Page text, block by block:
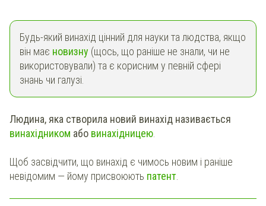
Будь-який винахід цінний для науки та людства, якщо
він має новизну (щось, що раніше не знали, чи не
використовували) та є корисним у певній сфері
знань чи галузі.
Людина, яка створила новий винахід називається
винахідником або винахідницею.
Щоб засвідчити, що винахід є чимось новим і раніше
невідомим — йому присвоюють патент.